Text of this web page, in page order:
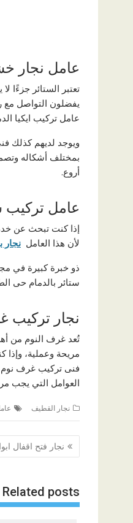
عامل نجار
تعتبر الستائر جزءًا
يفضلون التواصل مع
عامل تركيب ايكيا
ويوجد لديهم كذلك
بمختلف أشكاله
أروع.
عامل تركيب
إذا كنت تبحث عن
لأن هذا العامل نجار
ذو خبرة كبيرة في
ستائر بالدمام حى
نجار تركيب
تُعد غرف النوم من
مريحة وعملية، وإذا
فنى تركيب غرف نوم
العوامل التي يجب
نجار القطيف
تصفّح
المقالات
نجار فتح اقفال ابواب
Related posts